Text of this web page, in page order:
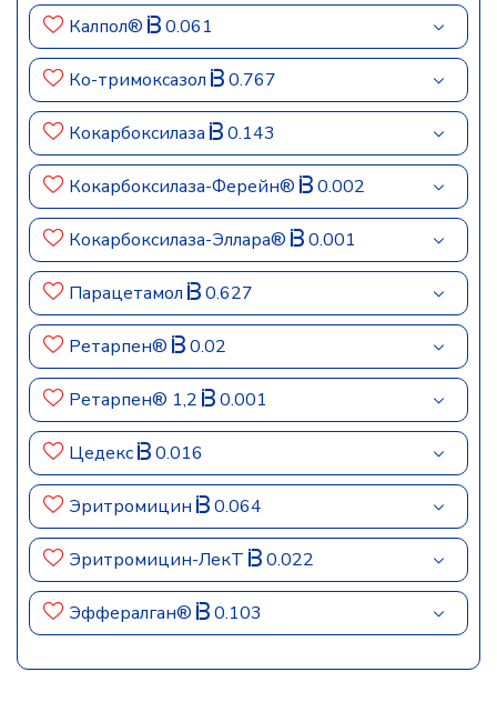
Калпол® 0.061
Ко-тримоксазол 0.767
Кокарбоксилаза 0.143
Кокарбоксилаза-Ферейн® 0.002
Кокарбоксилаза-Эллара® 0.001
Парацетамол 0.627
Ретарпен® 0.02
Ретарпен® 1,2 0.001
Цедекс 0.016
Эритромицин 0.064
Эритромицин-ЛекТ 0.022
Эффералган® 0.103